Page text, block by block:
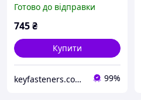
50 шт./пачка
Готово до відправки
745₴
Купити
keyfasteners.com.ua 99%